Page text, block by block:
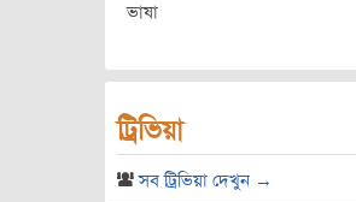
ভাষা
ট্রিভিয়া
সব ট্রিভিয়া দেখুন →